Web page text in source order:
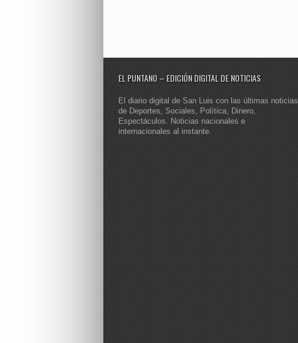
EL PUNTANO – EDICIÓN DIGITAL DE NOTICIAS
El diario digital de San Luis con las últimas noticias
de Deportes, Sociales, Política, Dinero,
Espectáculos. Noticias nacionales e
internacionales al instante.